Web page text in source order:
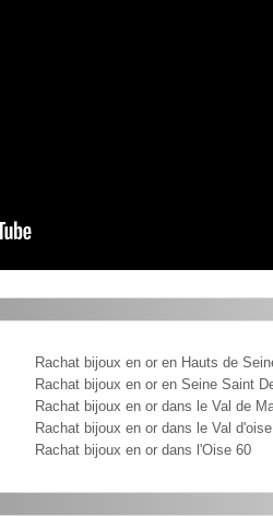
Rachat bijoux en or en Hauts de
Rachat bijoux en or en Seine Saint
Rachat bijoux en or dans le Val de
Rachat bijoux en or dans le Val
Rachat bijoux en or dans l'Oise 60